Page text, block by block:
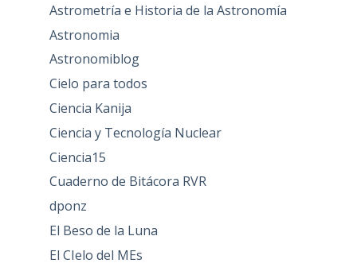
Astrometría e Historia de la Astronomía
Astronomia
Astronomiblog
Cielo para todos
Ciencia Kanija
Ciencia y Tecnología Nuclear
Ciencia15
Cuaderno de Bitácora RVR
dponz
El Beso de la Luna
El CIelo del MEs